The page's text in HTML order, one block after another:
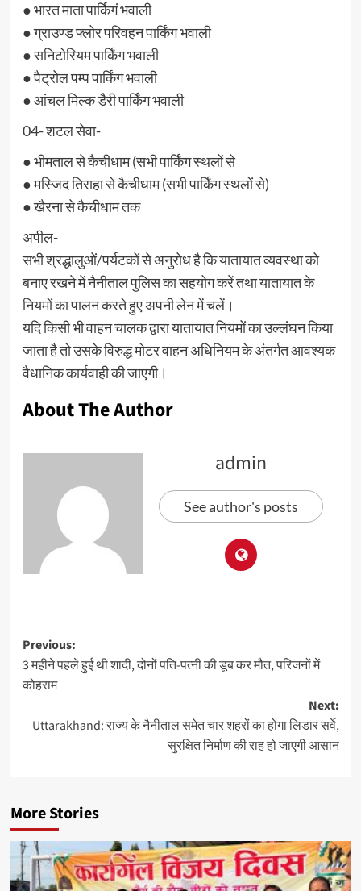
● भारत माता पार्किगं भवाली
● ग्राउण्ड फ्लोर परिवहन पार्किंग भवाली
● सनिटोरियम पार्किंग भवाली
● पैट्रोल पम्प पार्किंग भवाली
● आंचल मिल्क डैरी पार्किंग भवाली
04- शटल सेवा-
● भीमताल से कैचीधाम (सभी पार्किंग स्थलों से
● मस्जिद तिराहा से कैचीधाम (सभी पार्किंग स्थलों से)
● खैरना से कैचीधाम तक
अपील-
सभी श्रद्धालुओं/पर्यटकों से अनुरोध है कि यातायात व्यवस्था को
बनाए रखने में नैनीताल पुलिस का सहयोग करें तथा यातायात के
नियमों का पालन करते हुए अपनी लेन में चलें।
यदि किसी भी वाहन चालक द्वारा यातायात नियमों का उल्लंघन किया
जाता है तो उसके विरुद्ध मोटर वाहन अधिनियम के अंतर्गत आवश्यक
वैधानिक कार्यवाही की जाएगी।
About The Author
admin
See author's posts
Previous:
3 महीने पहले हुई थी शादी, दोनों पति-पत्नी की डूब कर मौत, परिजनों में
कोहराम
Next:
Uttarakhand: राज्य के नैनीताल समेत चार शहरों का होगा लिडार सर्वे,
सुरक्षित निर्माण की राह हो जाएगी आसान
More Stories